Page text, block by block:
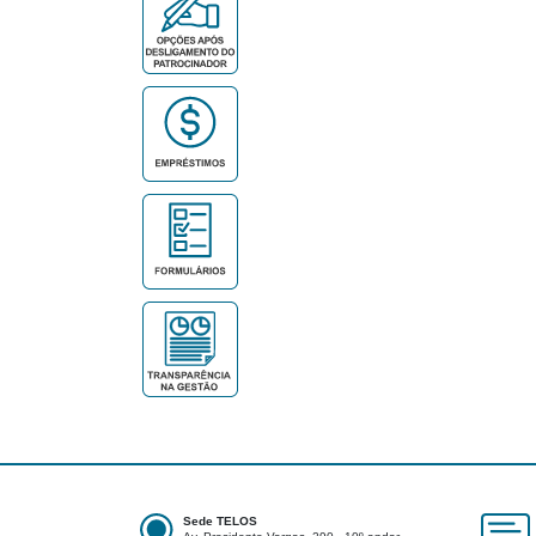
Sede TELOS